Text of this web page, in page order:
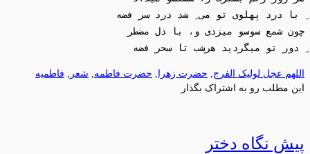
ِ دور تو میگردید هرشب تا سحر فضه
اللهم عجل لولیک الفرج, حضرت زهرا , حضرت فاطمه, شعر , فاطمیه
این مطلب رو به اشتراک بگذار
پیش نگاه دختر